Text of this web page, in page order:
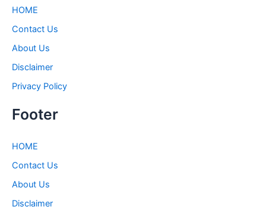
HOME
Contact Us
About Us
Disclaimer
Privacy Policy
Footer
HOME
Contact Us
About Us
Disclaimer